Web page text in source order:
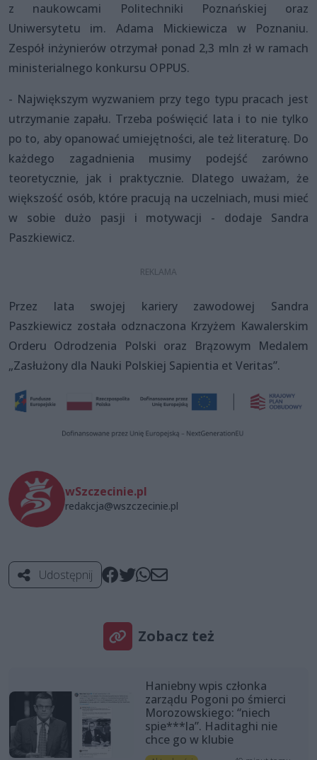
z naukowcami Politechniki Poznańskiej oraz
Uniwersytetu im. Adama Mickiewicza w Poznaniu.
Zespół inżynierów otrzymał ponad 2,3 mln zł w ramach
ministerialnego konkursu OPPUS.
- Największym wyzwaniem przy tego typu pracach jest
utrzymanie zapału. Trzeba poświęcić lata i to nie tylko
po to, aby opanować umiejętności, ale też literaturę. Do
każdego zagadnienia musimy podejść zarówno
teoretycznie, jak i praktycznie. Dlatego uważam, że
większość osób, które pracują na uczelniach, musi mieć
w sobie dużo pasji i motywacji - dodaje Sandra
Paszkiewicz.
Przez lata swojej kariery zawodowej Sandra
Paszkiewicz została odznaczona Krzyżem Kawalerskim
Orderu Odrodzenia Polski oraz Brązowym Medalem
„Zasłużony dla Nauki Polskiej Sapientia et Veritas”.
wSzczecinie.pl
redakcja@wszczecinie.pl
Udostępnij
Zobacz też
Haniebny wpis członka
zarządu Pogoni po śmierci
Morozowskiego: “niech
spie***la”. Haditaghi nie
chce go w klubie